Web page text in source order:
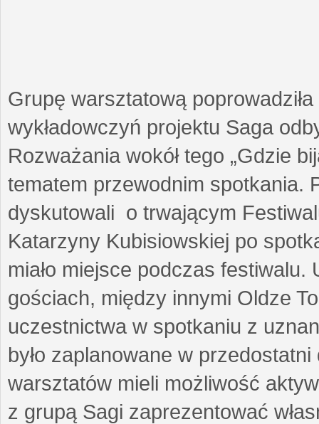
Grupę warsztatową
wykładowczyń projektu Saga
Rozważania wokół tego „Gdzie
tematem przewodnim spotkania.
dyskutowali o trwającym
Katarzyny Kubisiowskiej po
miało miejsce podczas
gościach, między innymi Oldze
uczestnictwa w spotkaniu z
było zaplanowane w
warsztatów mieli możliwość
z grupą Sagi zaprezentować